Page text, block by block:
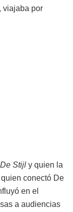
viajaba por
De Stijl y quien la
conectó De
en el
a audiencias